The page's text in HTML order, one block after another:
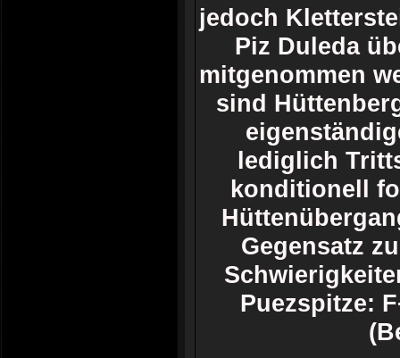
jedoch
Piz Duleda
mitgenommen
sind
lediglich
konditionell
Gegensatz